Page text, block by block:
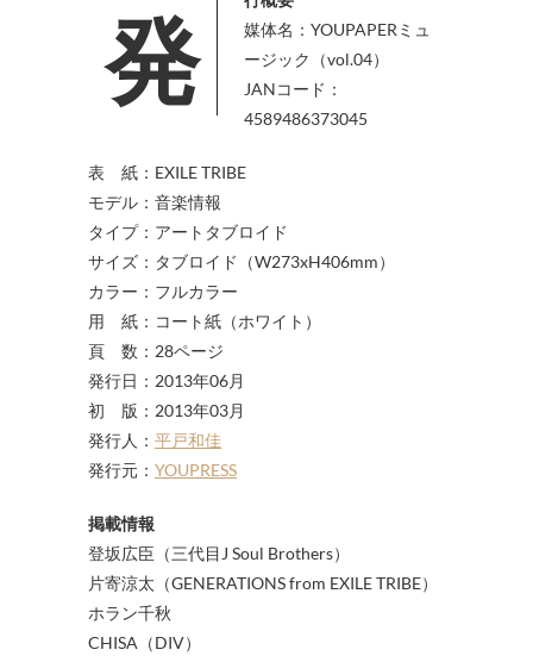
媒体名：YOUPAPERミュ
ージック（vol.04）
JANコード：
4589486373045
表 紙：EXILE TRIBE
モデル：音楽情報
タイプ：アートタブロイド
サイズ：タブロイド（W273xH406mm）
カラー：フルカラー
用 紙：コート紙（ホワイト）
頁 数：28ページ
発行日：2013年06月
初 版：2013年03月
発行人： 平戸和佳
発行元： YOUPRESS
掲載情報
登坂広臣（三代目J Soul Brothers）
片寄涼太（GENERATIONS from EXILE TRIBE）
ホラン千秋
CHISA（DIV）